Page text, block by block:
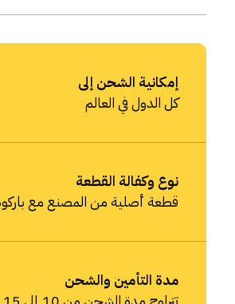
إمكانية الشحن إلى
كل الدول في العالم
نوع وكفالة القطعة
قطعة أصلية من المصنع مع
مدة التأمين والشحن